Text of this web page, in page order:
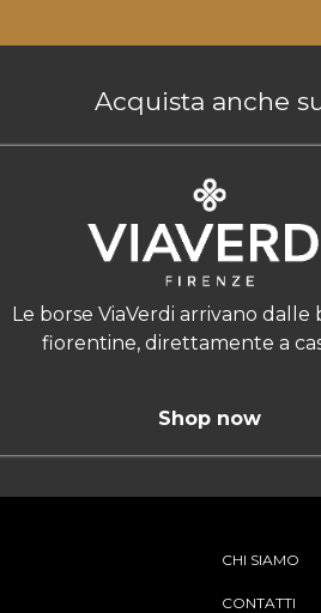
Acquista anche
Le borse ViaVerdi arrivano
fiorentine, direttamente a
Shop now
CHI SIAMO
CONTATTI